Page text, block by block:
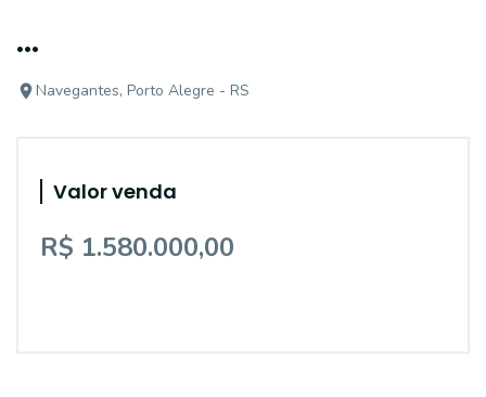
...
Navegantes, Porto Alegre - RS
Valor venda
R$ 1.580.000,00